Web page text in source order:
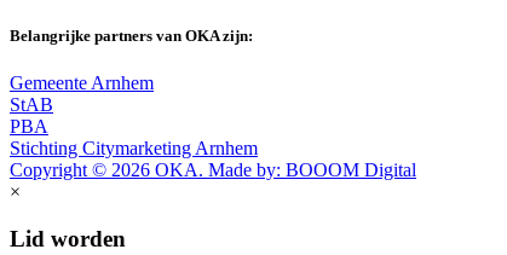
Belangrijke partners van OKA zijn:
Gemeente Arnhem
StAB
PBA
Stichting Citymarketing Arnhem
Copyright © 2026 OKA. Made by: BOOOM Digital
×
Lid worden